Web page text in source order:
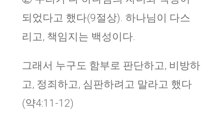
되었다고 했다(9절상). 하나님이 다스
리고, 책임지는 백성이다.
그래서 누구도 함부로 판단하고, 비방하
고, 정죄하고, 심판하려고 말라고 했다
(약4:11-12)